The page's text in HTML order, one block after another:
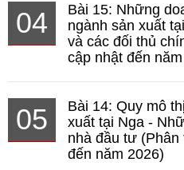
04
Bài 15: Những
ngành sản xuất
và các đối thủ
cập nhật đến
05
Bài 14: Quy mô
xuất tại Nga -
nhà đầu tư
đến năm 2026)